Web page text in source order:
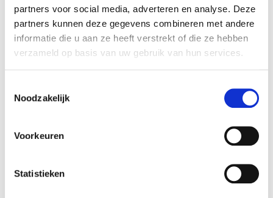
partners voor social media, adverteren en analyse. Deze
partners kunnen deze gegevens combineren met andere
informatie die u aan ze heeft verstrekt of die ze hebben
verzameld op basis van uw gebruik van hun services.
Noodzakelijk
Voorkeuren
Statistieken
voor sales en dus voor leiderschap.
Hoeveel PowerPoints heb jij gezien die niemand
onthoudt? Hoeveel presentaties waar mensen
vooraan bulletpoints voorleest? Really? Dat kan
toch niet meer.
Stop met zenden. Start met verbinden.
Stop met bullets en start met Visual storytelling